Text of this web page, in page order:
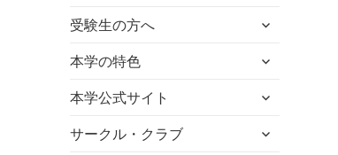
受験生の方へ
サ
メ
ュ
を
本学の特色
サ
メ
ュ
本学公式サイト
サ
メ
サークル・クラブ
サ